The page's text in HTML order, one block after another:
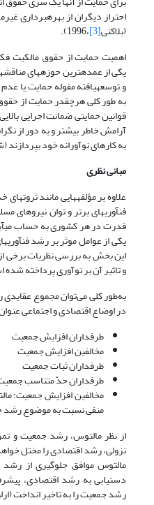
احتراز دیگران از بهره­برداری
(بلاکنی[3] ،1996).
اهمیت حمایت از حقوق مالکیت
یکی از عمده­ترین حوزه­های
و توسعه­یافته مقوله حمایت یا
به طور کلی هرچقدر حمایت از
قوانین حمایتی ضمانت اجرایی
آرامش خاطر بیشتر و به دور از
به کارهای نوآورانه خود بپردازند
مبانی نظری
علاوه بر مؤلفه­هایی مانند
فن­آوری­های برتر و توان نیرو­های
قدرت در هر کشوری به حساب
یکی از عوامل موثر بر رشد
این بخش به بررسی نظریات برخی
و تاثیر آن بر نوآوری پرداخته
به‌طور کلی می‌توان مجموع عقایدی
در اوضاع اقتصادی و اجتماعی
طرفداران افزایش جمعیت
مخالفین افزایش جمعیت
طرفداران ثبات جمعیت
طرفداران حدّ متناسب جمعیت
مخالفین افزایش جمعیت:
منفی نسبت به موضوع
از نظر مالتوس، رشد جمعیت و
مالتوس موافق جلوگیری از
دستیابی به رشد اقتصادی،
رشد جمعیت را به تاخیر انداخت